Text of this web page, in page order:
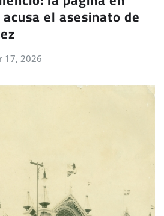
el asesinato de
17, 2026